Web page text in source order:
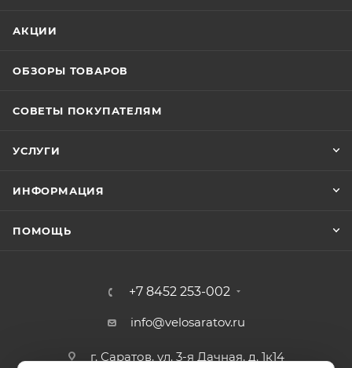
АКЦИИ
ОБЗОРЫ ТОВАРОВ
СОВЕТЫ ПОКУПАТЕЛЯМ
УСЛУГИ
ИНФОРМАЦИЯ
ПОМОЩЬ
+7 8452 253-002
info@velosaratov.ru
г. Саратов, ул. 3-я Дачная, д. 1к14